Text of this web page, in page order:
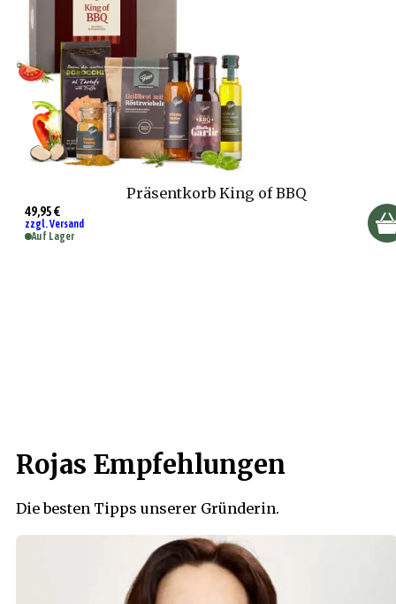
Präsentkorb King of BBQ
49,95 €
zzgl. Versand
Auf Lager
Rojas Empfehlungen
Die besten Tipps unserer Gründerin.